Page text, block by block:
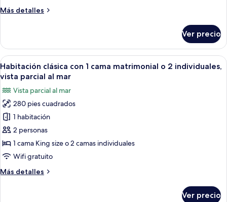
cama
2
individuales
Más detalles
Más
clásica
con
1
cama
matrimonial
o
2
individuales
Ver precio
Abrir
todas
fotos
de
Habitación
clásica
con
1
matrimonial
Un balcón con una mesa, dos copas
11
Habitación clásica con 1 cama matrimonial o 2 individuales,
vista parcial al mar
Vista parcial al mar
280 pies cuadrados
1 habitación
2 personas
1 cama King size o 2 camas individuales
Wifi gratuito
Más detalles
Más
Ver precio